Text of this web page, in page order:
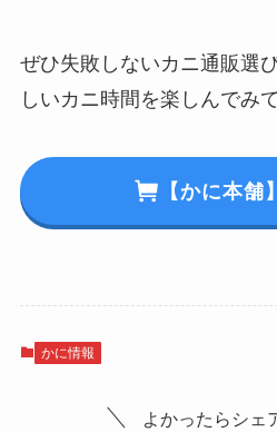
ぜひ失敗しないカニ通販選
しいカニ時間を楽しんでみ
【かに本舗
かに情報
よかったらシェ